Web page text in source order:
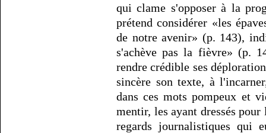
qui clame s'opposer à la
prétend considérer «les
de notre avenir» (p. 143),
s'achève pas la fièvre» (p.
rendre crédible ses
sincère son texte, à
dans ces mots pompeux et
mentir, les ayant dressés pour
regards journalistiques qui